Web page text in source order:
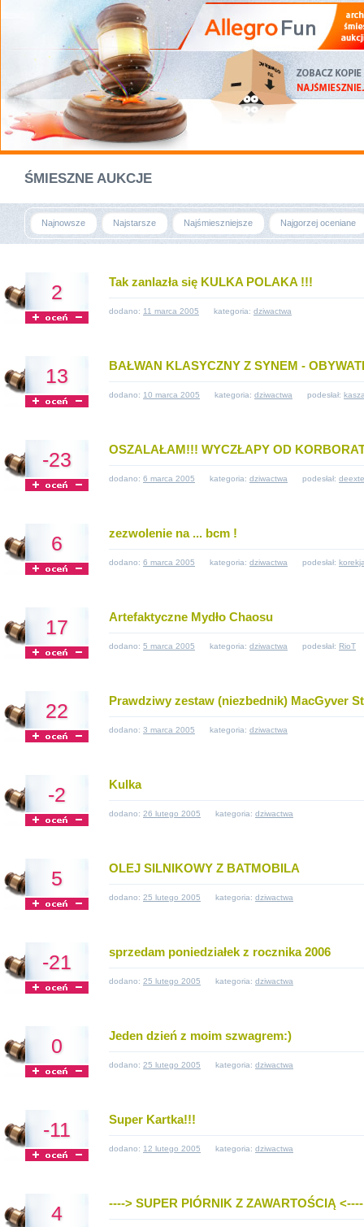
ŚMIESZNE AUKCJE
Najnowsze Najstarsze Najśmieszniejsze Najgorzej oceniane
2 Tak zanlazła się KULKA POLAKA !!!
dodano: 11 marca 2005 kategoria: dziwactwa
13 BAŁWAN KLASYCZNY Z SYNEM -
dodano: 10 marca 2005 kategoria: dziwactwa podesłał:
-23 OSZALAŁAM!!! WYCZŁAPY OD
dodano: 6 marca 2005 kategoria: dziwactwa podesłał:
6 zezwolenie na ... bcm !
dodano: 6 marca 2005 kategoria: dziwactwa podesłał:
17 Artefaktyczne Mydło Chaosu
dodano: 5 marca 2005 kategoria: dziwactwa podesłał: RioT
22 Prawdziwy zestaw (niezbednik) MacGyver
dodano: 3 marca 2005 kategoria: dziwactwa
-2 Kulka
dodano: 26 lutego 2005 kategoria: dziwactwa
5 OLEJ SILNIKOWY Z BATMOBILA
dodano: 25 lutego 2005 kategoria: dziwactwa
-21 sprzedam poniedziałek z rocznika 2006
dodano: 25 lutego 2005 kategoria: dziwactwa
0 Jeden dzień z moim szwagrem:)
dodano: 25 lutego 2005 kategoria: dziwactwa
-11 Super Kartka!!!
dodano: 12 lutego 2005 kategoria: dziwactwa
4 ----> SUPER PIÓRNIK Z ZAWARTOŚCIĄ <----